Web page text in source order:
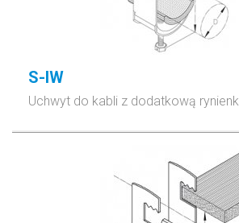
S-IW
Uchwyt do kabli z dodatkową